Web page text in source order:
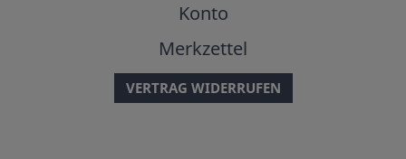
Konto
Merkzettel
VERTRAG WIDERRUFEN